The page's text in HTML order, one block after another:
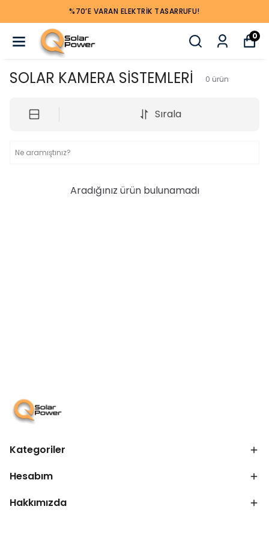
%70’E VARAN ELEKTRIK TASARRUFU!
0
SOLAR KAMERA SİSTEMLERİ 0 ürün
Sırala
Aradığınız ürün bulunamadı
Kategoriler
Hesabım
Hakkımızda